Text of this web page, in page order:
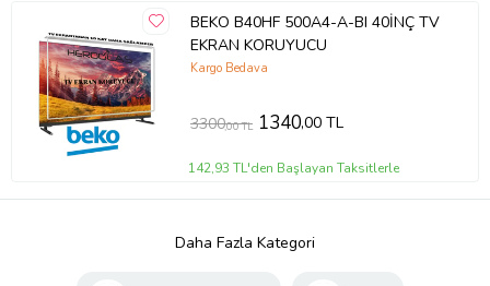
BEKO B40HF 500A4-A-BI 40İNÇ TV
EKRAN KORUYUCU
Kargo Bedava
3300,00 TL 1340,00 TL
142,93 TL'den Başlayan Taksitlerle
Daha Fazla Kategori